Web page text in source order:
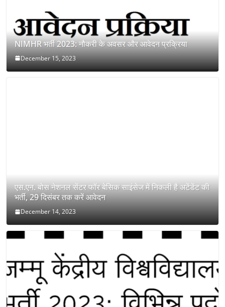
NIMHR भर्ती 2023: नौकरी के अवसर और आवेदन प्रक्रिया
December 15, 2023
एस.एन. बोस नेशनल सेंटर फॉर बेसिक साइंसेज में निकली है अटेंडेंट की
भर्ती, 29 दिसंबर तक करें आवेदन
December 14, 2023